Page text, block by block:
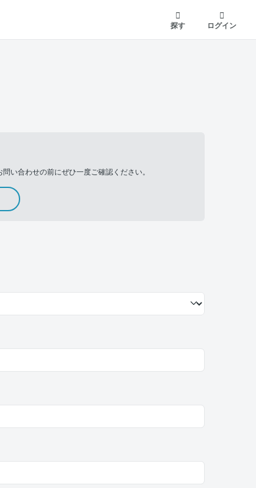
探す
ログイン
い合わせの前にぜひ一度ご確認ください。